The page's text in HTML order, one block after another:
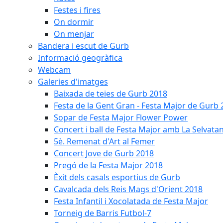
Festes i fires
On dormir
On menjar
Bandera i escut de Gurb
Informació geogràfica
Webcam
Galeries d'imatges
Baixada de teies de Gurb 2018
Festa de la Gent Gran - Festa Major de Gurb
Sopar de Festa Major Flower Power
Concert i ball de Festa Major amb La
5è. Remenat d'Art al Femer
Concert Jove de Gurb 2018
Pregó de la Festa Major 2018
Èxit dels casals esportius de Gurb
Cavalcada dels Reis Mags d'Orient 2018
Festa Infantil i Xocolatada de Festa Major
Torneig de Barris Futbol-7